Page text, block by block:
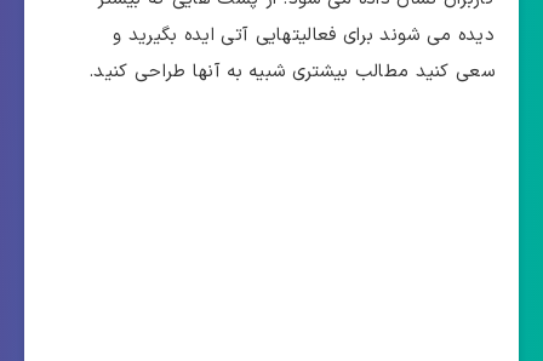
دیده می شوند برای فعالیتهایی آتی ایده بگیرید و
سعی کنید مطالب بیشتری شبیه به آنها طراحی کنید.